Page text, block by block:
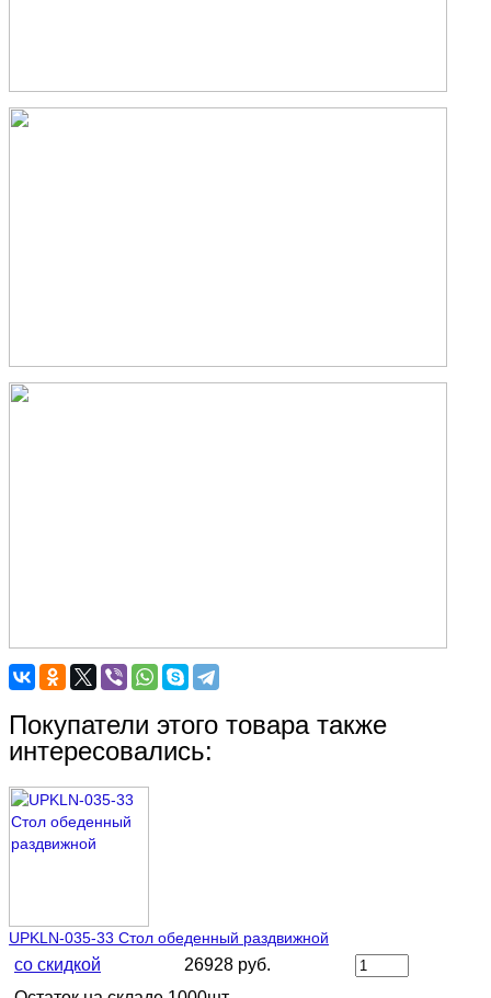
Покупатели этого товара также
интересовались:
UPKLN-035-33 Стол обеденный раздвижной
со скидкой
26928 руб.